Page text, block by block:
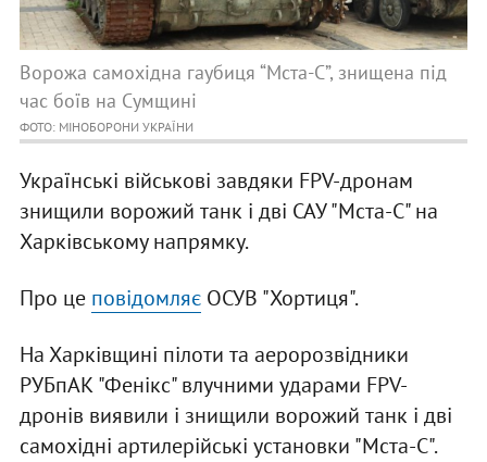
Ворожа самохідна гаубиця “Мста-С”, знищена під
час боїв на Сумщині
ФОТО: МІНОБОРОНИ УКРАЇНИ
Українські військові завдяки FPV-дронам
знищили ворожий танк і дві САУ "Мста-С" на
Харківському напрямку.
Про це повідомляєОСУВ "Хортиця".
На Харківщині пілоти та аеророзвідники
РУБпАК "Фенікс" влучними ударами FPV-
дронів виявили і знищили ворожий танк і дві
самохідні артилерійські установки "Мста-С".